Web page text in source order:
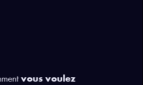
vous voulez